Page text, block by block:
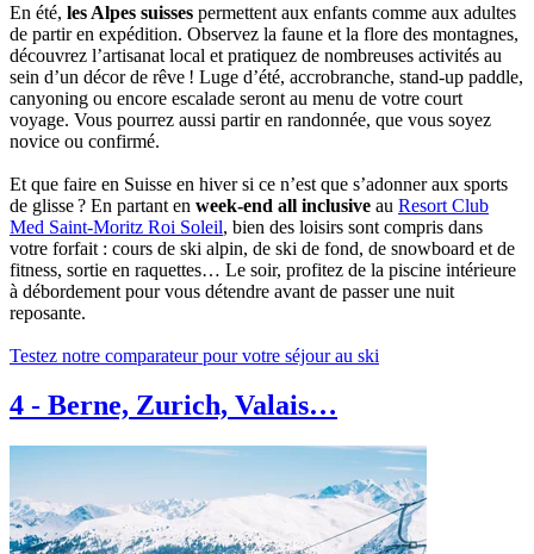
En été, les Alpes suisses permettent aux enfants comme aux adultes
de partir en expédition. Observez la faune et la flore des montagnes,
découvrez l’artisanat local et pratiquez de nombreuses activités au
sein d’un décor de rêve ! Luge d’été, accrobranche, stand-up paddle,
canyoning ou encore escalade seront au menu de votre court
voyage. Vous pourrez aussi partir en randonnée, que vous soyez
novice ou confirmé.
Et que faire en Suisse en hiver si ce n’est que s’adonner aux sports
de glisse ? En partant en week-end all inclusive au Resort Club
Med Saint-Moritz Roi Soleil, bien des loisirs sont compris dans
votre forfait : cours de ski alpin, de ski de fond, de snowboard et de
fitness, sortie en raquettes… Le soir, profitez de la piscine intérieure
à débordement pour vous détendre avant de passer une nuit
reposante.
Testez notre comparateur pour votre séjour au ski
4 - Berne, Zurich, Valais…